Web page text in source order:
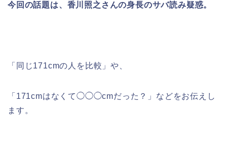
今回の話題は、香川照之さんの身長のサバ読み疑惑。
「同じ171cmの人を比較」や、
「171cmはなくて◯◯◯cmだった？」などをお伝えし
ます。